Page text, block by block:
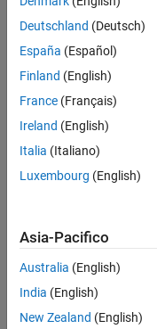
Deutschland (Deutsch)
España (Español)
Finland (English)
France (Français)
Ireland (English)
Italia (Italiano)
Luxembourg (English)
Asia-Pacifico
Australia (English)
India (English)
New Zealand (English)
Antipirateria
Stato
© 1994-2026 The